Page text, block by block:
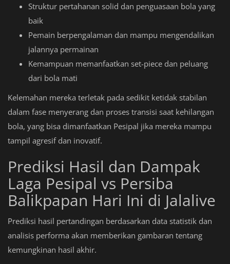
Struktur pertahanan solid dan penguasaan bola yang
baik
Pemain berpengalaman dan mampu mengendalikan
jalannya permainan
Kemampuan memanfaatkan set-piece dan peluang
dari bola mati
Kelemahan mereka terletak pada sedikit ketidak stabilan
dalam fase menyerang dan proses transisi saat kehilangan
bola, yang bisa dimanfaatkan Pesipal jika mereka mampu
tampil agresif dan inovatif.
Prediksi Hasil dan Dampak
Laga Pesipal vs Persiba
Balikpapan Hari Ini di Jalalive
Prediksi hasil pertandingan berdasarkan data statistik dan
analisis performa akan memberikan gambaran tentang
kemungkinan hasil akhir.